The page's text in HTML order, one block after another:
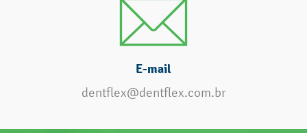
E-mail
dentflex@dentflex.com.br